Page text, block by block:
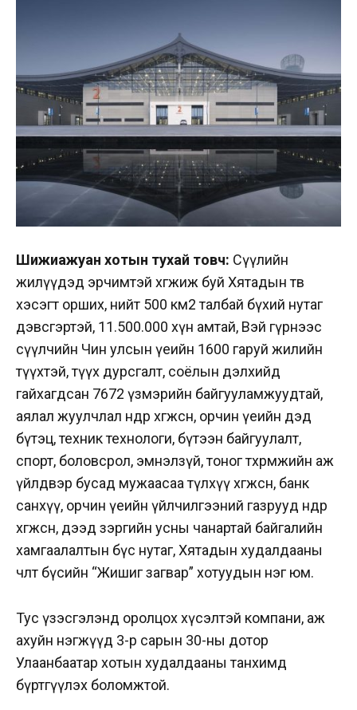
Шижиажуан хотын тухай товч: Сүүлийн
жилүүдэд эрчимтэй хөгжиж буй Хятадын төв
хэсэгт орших, нийт 500 км2 талбай бүхий нутаг
дэвсгэртэй, 11.500.000 хүн амтай, Вэй гүрнээс
сүүлчийн Чин улсын үеийн 1600 гаруй жилийн
түүхтэй, түүх дурсгалт, соёлын дэлхийд
гайхагдсан 7672 үзмэрийн байгууламжуудтай,
аялал жуулчлал өндөр хөгжсөн, орчин үеийн дэд
бүтэц, техник технологи, бүтээн байгуулалт,
спорт, боловсрол, эмнэлзүй, тоног төхөөрөмжийн аж
үйлдвэр бусад мужаасаа түлхүү хөгжсөн, банк
санхүү, орчин үеийн үйлчилгээний газрууд өндөр
хөгжсөн, дээд зэргийн усны чанартай байгалийн
хамгаалалтын бүс нутаг, Хятадын худалдааны
чөлөөт бүсийн “Жишиг загвар” хотуудын нэг юм.
Тус үзэсгэлэнд оролцох хүсэлтэй компани, аж
ахуйн нэгжүүд 3-р сарын 30-ны дотор
Улаанбаатар хотын худалдааны танхимд
бүртгүүлэх боломжтой.